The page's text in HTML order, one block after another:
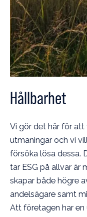
Hållbarhet
Vi gör det här för att
utmaningar och vi
försöka lösa dessa.
tar ESG på allvar är
skapar både högre
andelsägare samt
Att företagen har en